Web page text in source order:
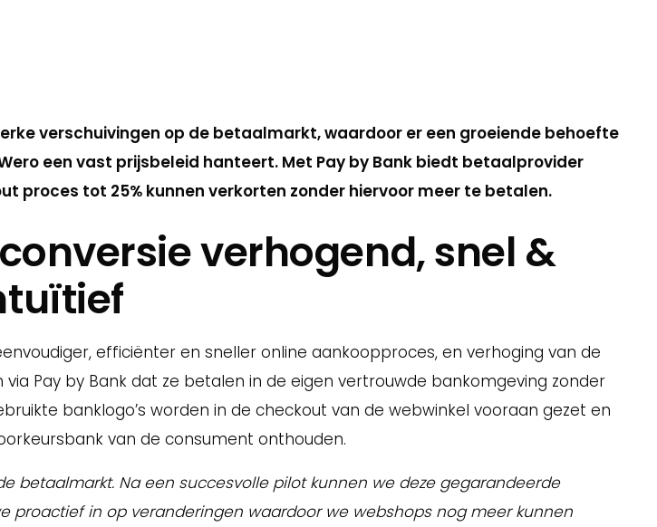
verschuivingen op de betaalmarkt, waardoor er een groeiende behoefte
een vast prijsbeleid hanteert. Met Pay by Bank biedt betaalprovider
proces tot 25% kunnen verkorten zonder hiervoor meer te betalen.
verhogend, snel &
efficiënter en sneller online aankoopproces, en verhoging van de
Pay by Bank dat ze betalen in de eigen vertrouwde bankomgeving zonder
banklogo’s worden in de checkout van de webwinkel vooraan gezet en
van de consument onthouden.
betaalmarkt. Na een succesvolle pilot kunnen we deze gegarandeerde
proactief in op veranderingen waardoor we webshops nog meer kunnen